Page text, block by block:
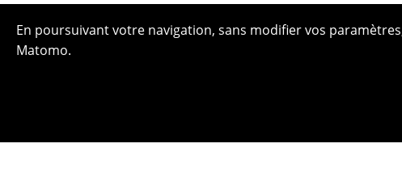
En poursuivant votre navigation, sans modifier vos
Matomo.